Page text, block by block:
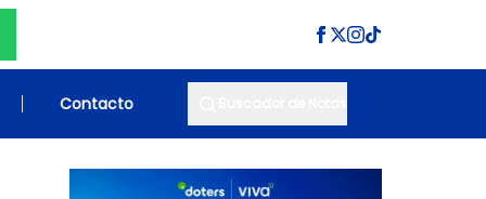
Contacto